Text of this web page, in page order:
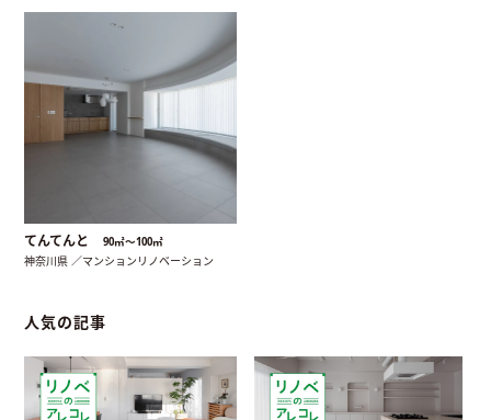
てんてんと 90㎡〜100㎡
神奈川県 ／マンションリノベーション
人気の記事